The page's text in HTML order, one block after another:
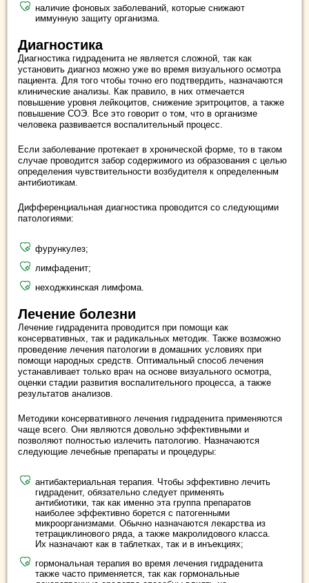
наличие фоновых заболеваний, которые снижают
иммунную защиту организма.
Диагностика
Диагностика гидраденита не является сложной, так как
установить диагноз можно уже во время визуального осмотра
пациента. Для того чтобы точно его подтвердить, назначаются
клинические анализы. Как правило, в них отмечается
повышение уровня лейкоцитов, снижение эритроцитов, а также
повышение СОЭ. Все это говорит о том, что в организме
человека развивается воспалительный процесс.
Если заболевание протекает в хронической форме, то в таком
случае проводится забор содержимого из образования с целью
определения чувствительности возбудителя к определенным
антибиотикам.
Дифференциальная диагностика проводится со следующими
патологиями:
фурункулез;
лимфаденит;
неходжкинская лимфома.
Лечение болезни
Лечение гидраденита проводится при помощи как
консервативных, так и радикальных методик. Также возможно
проведение лечения патологии в домашних условиях при
помощи народных средств. Оптимальный способ лечения
устанавливает только врач на основе визуального осмотра,
оценки стадии развития воспалительного процесса, а также
результатов анализов.
Методики консервативного лечения гидраденита применяются
чаще всего. Они являются довольно эффективными и
позволяют полностью излечить патологию. Назначаются
следующие лечебные препараты и процедуры:
антибактериальная терапия. Чтобы эффективно лечить
гидраденит, обязательно следует применять
антибиотики, так как именно эта группа препаратов
наиболее эффективно борется с патогенными
микроорганизмами. Обычно назначаются лекарства из
тетрациклинового ряда, а также макролидового класса.
Их назначают как в таблетках, так и в инъекциях;
гормональная терапия во время лечения гидраденита
также часто применяется, так как гормональные